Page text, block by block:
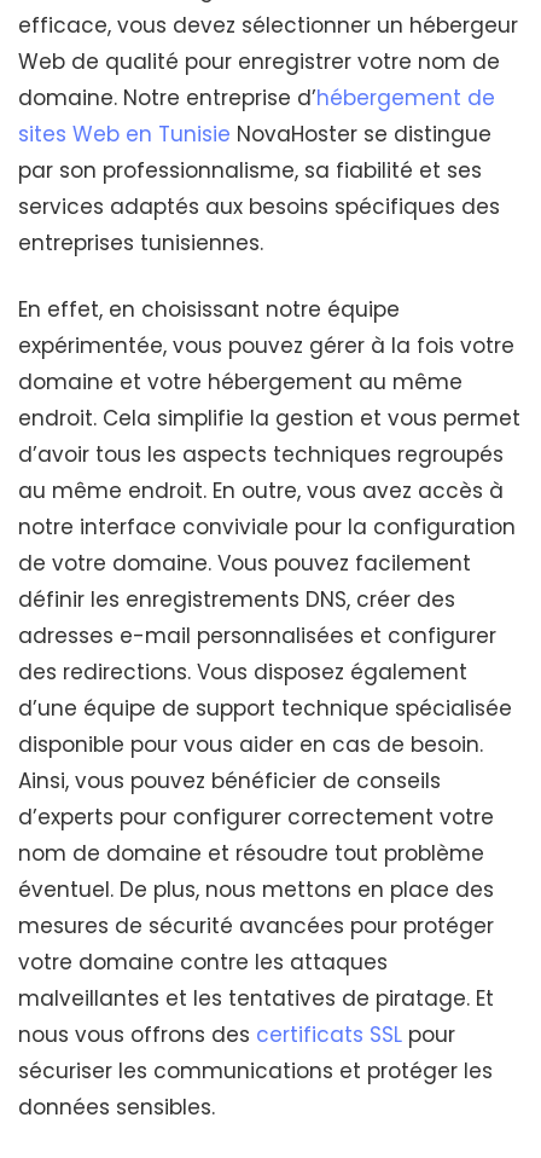
efficace, vous devez sélectionner un hébergeur
Web de qualité pour enregistrer votre nom de
domaine. Notre entreprise d’hébergement de
sites Web en Tunisie NovaHoster se distingue
par son professionnalisme, sa fiabilité et ses
services adaptés aux besoins spécifiques des
entreprises tunisiennes.
En effet, en choisissant notre équipe
expérimentée, vous pouvez gérer à la fois votre
domaine et votre hébergement au même
endroit. Cela simplifie la gestion et vous permet
d’avoir tous les aspects techniques regroupés
au même endroit. En outre, vous avez accès à
notre interface conviviale pour la configuration
de votre domaine. Vous pouvez facilement
définir les enregistrements DNS, créer des
adresses e-mail personnalisées et configurer
des redirections. Vous disposez également
d’une équipe de support technique spécialisée
disponible pour vous aider en cas de besoin.
Ainsi, vous pouvez bénéficier de conseils
d’experts pour configurer correctement votre
nom de domaine et résoudre tout problème
éventuel. De plus, nous mettons en place des
mesures de sécurité avancées pour protéger
votre domaine contre les attaques
malveillantes et les tentatives de piratage. Et
nous vous offrons des certificats SSL pour
sécuriser les communications et protéger les
données sensibles.